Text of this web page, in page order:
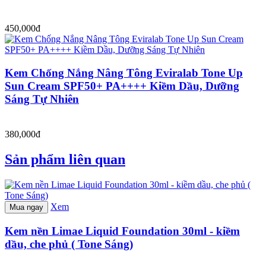
450,000đ
Kem Chống Nắng Nâng Tông Eviralab Tone Up
Sun Cream SPF50+ PA++++ Kiềm Dầu, Dưỡng
Sáng Tự Nhiên
380,000đ
Sản phẩm liên quan
Mua ngay Xem
Kem nền Limae Liquid Foundation 30ml - kiềm
dầu, che phủ ( Tone Sáng)